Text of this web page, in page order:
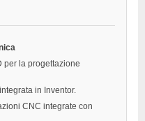
per la progettazione
in Inventor.
CNC integrate con